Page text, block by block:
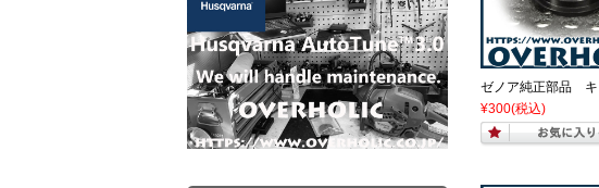
ゼノア純正部品 キ
¥300(税込)